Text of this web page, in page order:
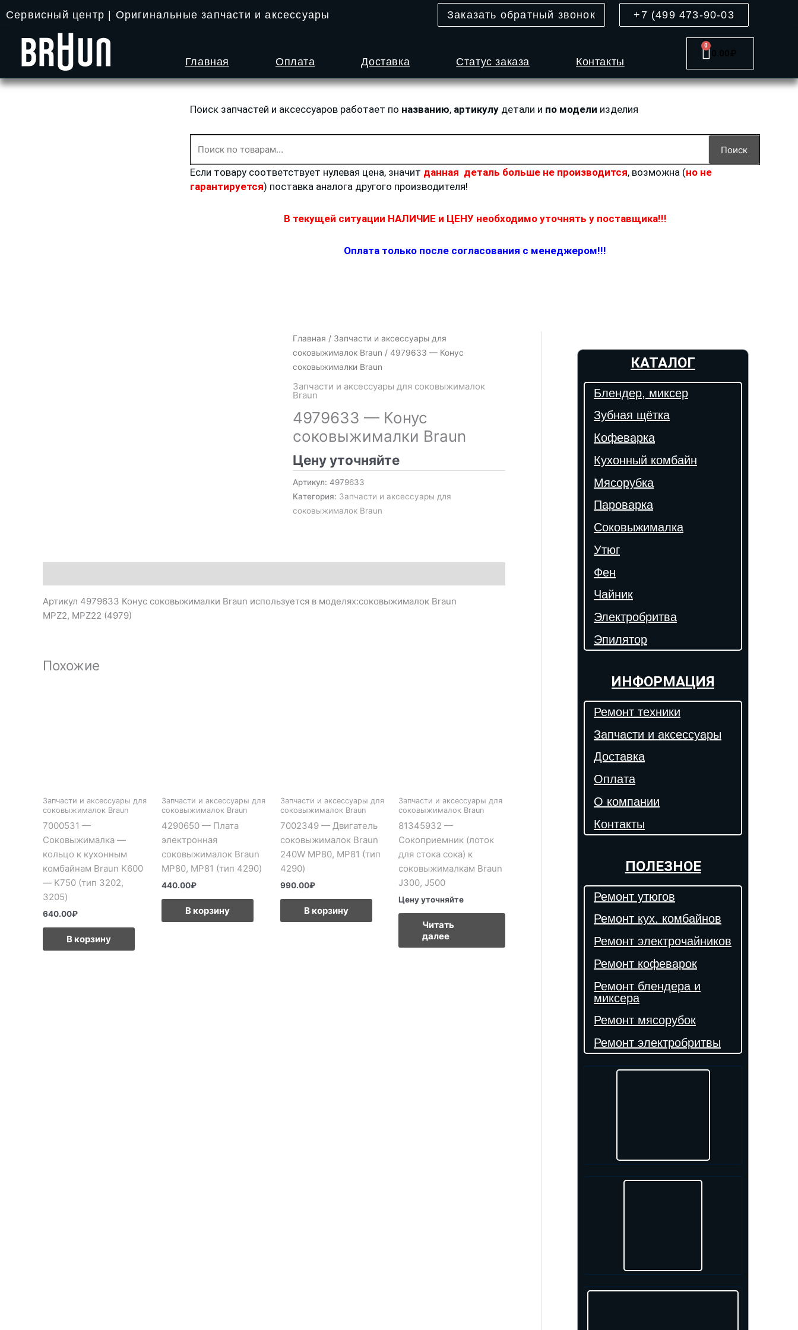
содержимому
Сервисный центр | Оригинальные запчасти и аксессуары Заказать обратный звонок +7 (499 473-90-03
Главная Оплата Доставка Статус заказа Контакты
0.00₽
0
Cart
Поиск запчастей и аксессуаров работает по названию, артикулу детали и по модели изделия
Поиск
Если товару соответствует нулевая цена, значит данная деталь больше не производится, возможна (но не
гарантируется) поставка аналога другого производителя!
В текущей ситуации НАЛИЧИЕ и ЦЕНУ необходимо уточнять у поставщика!!!
Оплата только после согласования с менеджером!!!
Главная / Запчасти и аксессуары для
соковыжималок Braun / 4979633 — Конус
соковыжималки Braun
Запчасти и аксессуары для соковыжималок
Braun
4979633 — Конус
соковыжималки Braun
Цену уточняйте
Артикул: 4979633
Категория: Запчасти и аксессуары для
соковыжималок Braun
Артикул 4979633 Конус соковыжималки Braun используется в моделях:соковыжималок Braun
MPZ2, MPZ22 (4979)
Похожие
Запчасти и аксессуары для
соковыжималок Braun
7000531 —
Соковыжималка —
кольцо к кухонным
комбайнам Braun K600
— K750 (тип 3202,
3205)
640.00₽
В корзину
Запчасти и аксессуары для
соковыжималок Braun
4290650 — Плата
электронная
соковыжималок Braun
MP80, MP81 (тип 4290)
440.00₽
В корзину
Запчасти и аксессуары для
соковыжималок Braun
7002349 — Двигатель
соковыжималок Braun
240W MP80, MP81 (тип
4290)
990.00₽
В корзину
Запчасти и аксессуары для
соковыжималок Braun
81345932 —
Сокоприемник (лоток
для стока сока) к
соковыжималкам Braun
J300, J500
Цену уточняйте
Читать
далее
КАТАЛОГ
Блендер, миксер
Зубная щётка
Кофеварка
Кухонный комбайн
Мясорубка
Пароварка
Соковыжималка
Утюг
Фен
Чайник
Электробритва
Эпилятор
ИНФОРМАЦИЯ
Ремонт техники
Запчасти и аксессуары
Доставка
Оплата
О компании
Контакты
ПОЛЕЗНОЕ
Ремонт утюгов
Ремонт кух. комбайнов
Ремонт электрочайников
Ремонт кофеварок
Ремонт блендера и
миксера
Ремонт мясорубок
Ремонт электробритвы